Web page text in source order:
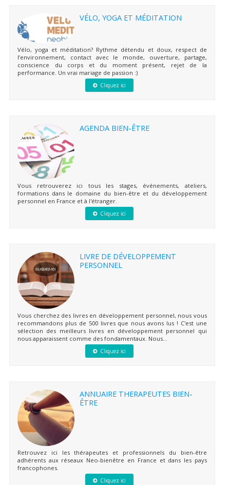
VÉLO, YOGA ET MÉDITATION
Vélo, yoga et méditation? Rythme détendu et doux, respect de
l’environnement, contact avec le monde, ouverture, partage,
conscience du corps et du moment présent, rejet de la
performance. Un vrai mariage de passion :)
Cliquez ici
AGENDA BIEN-ÊTRE
Vous retrouverez ici tous les stages, événements, ateliers,
formations dans le domaine du bien-être et du développement
personnel en France et à l'étranger.
Cliquez ici
LIVRE DE DÉVELOPPEMENT
PERSONNEL
Vous cherchez des livres en développement personnel, nous vous
recommandons plus de 500 livres que nous avons lus ! C'est une
sélection des meilleurs livres en développement personnel qui
nous apparaissent comme des fondamentaux. Nous...
Cliquez ici
ANNUAIRE THERAPEUTES BIEN-
ÊTRE
Retrouvez ici les thérapeutes et professionnels du bien-être
adhérents aux réseaux Neo-bienêtre en France et dans les pays
francophones.
Cliquez ici